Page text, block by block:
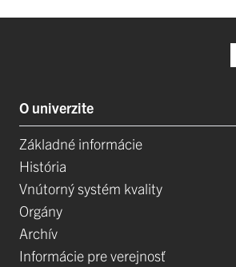
O univerzite
Základné informácie
História
Vnútorný systém kvality
Orgány
Archív
Informácie pre verejnosť